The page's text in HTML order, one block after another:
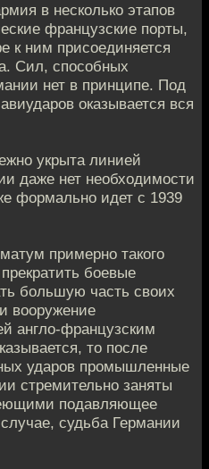
в несколько этапов
французские порты,
к ним присоединяется
Сил, способных
нет в принципе. Под
оказывается вся
укрыта линией
даже нет необходимости
формально идет с 1939
примерно такого
боевые
большую часть своих
вооружение
англо-французским
то после
ударов промышленные
стремительно заняты
подавляющее
судьба Германии